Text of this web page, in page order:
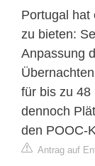
Portugal hat
zu bieten:
Anpassung
für bis zu 48
dennoch
den POOC-
Antrag auf